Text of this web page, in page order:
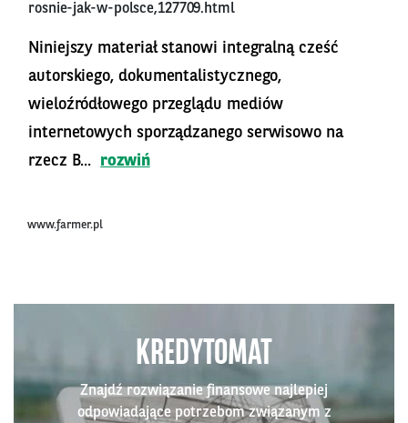
rosnie-jak-w-polsce,127709.html
Niniejszy materiał stanowi integralną cześć
autorskiego, dokumentalistycznego,
wieloźródłowego przeglądu mediów
internetowych sporządzanego serwisowo na
rzecz B...
rozwiń
www.farmer.pl
KREDYTOMAT
Znajdź rozwiązanie finansowe najlepiej
odpowiadające potrzebom związanym z